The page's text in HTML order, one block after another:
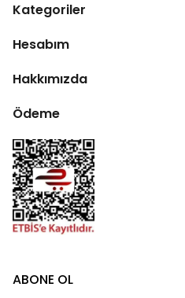
Kategoriler
Hesabım
Hakkımızda
Ödeme
ABONE OL